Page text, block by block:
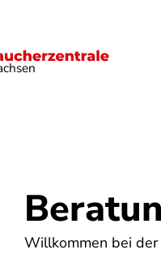
Energie Geld &
Willkommen bei der